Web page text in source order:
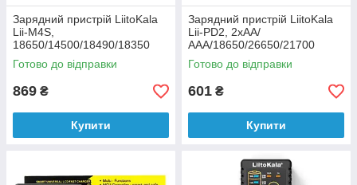
Зарядний пристрій LiitoKala
Lii-M4S,
18650/14500/18490/18350
/17670/17500/16340/26650/26
500/
Готово до відправки
869 ₴
Купити
Зарядний пристрій LiitoKala
Lii-PD2, 2xАА/
ААА/18650/26650/21700
Готово до відправки
601 ₴
Купити